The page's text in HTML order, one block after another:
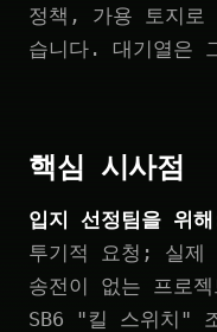
정책, 가용 토지로
습니다. 대기열은
핵심 시사점
입지 선정팀을 위
투기적 요청; 실제
송전이 없는 프로
SB6 "킬 스위치"